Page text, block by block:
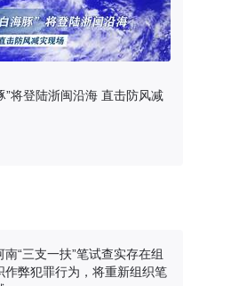
”将登陆浙闽沿海 直击防风减
南“三支一扶”笔试查实存在组
作弊犯罪行为，将重新组织笔